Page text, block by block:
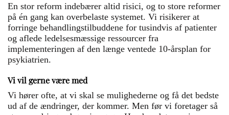
En stor reform indebærer altid risici, og to store reformer
på én gang kan overbelaste systemet. Vi risikerer at
forringe behandlingstilbuddene for tusindvis af patienter
og aflede ledelsesmæssige ressourcer fra
implementeringen af den længe ventede 10-årsplan for
psykiatrien.
Vi vil gerne være med
Vi hører ofte, at vi skal se mulighederne og få det bedste
ud af de ændringer, der kommer. Men før vi foretager så